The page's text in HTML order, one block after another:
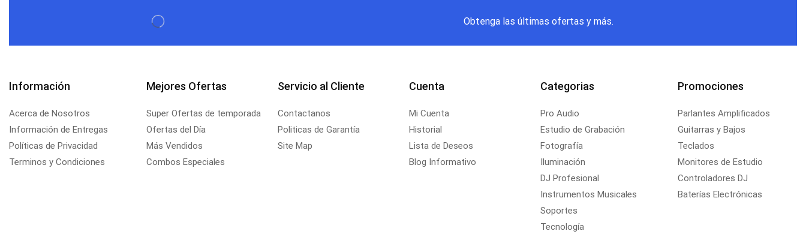
Obtenga las últimas ofertas y más.
Información
Acerca de Nosotros
Información de Entregas
Políticas de Privacidad
Terminos y Condiciones
Mejores Ofertas
Super Ofertas de temporada
Ofertas del Día
Más Vendidos
Combos Especiales
Servicio al Cliente
Contactanos
Politicas de Garantía
Site Map
Cuenta
Mi Cuenta
Historial
Lista de Deseos
Blog Informativo
Categorias
Pro Audio
Estudio de Grabación
Fotografía
Iluminación
DJ Profesional
Instrumentos Musicales
Soportes
Tecnología
Promociones
Parlantes Amplificados
Guitarras y Bajos
Teclados
Monitores de Estudio
Controladores DJ
Baterías Electrónicas